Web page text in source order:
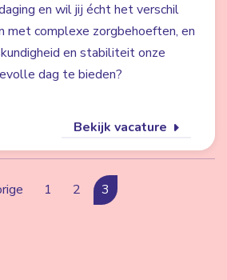
en wil jij écht het verschil
met complexe zorgbehoeften, en
en stabiliteit onze
dag te bieden?
Bekijk vacature
1 2 3